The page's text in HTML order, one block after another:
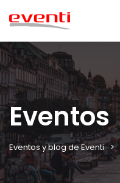
Eventos
Eventos y blog de Eventi